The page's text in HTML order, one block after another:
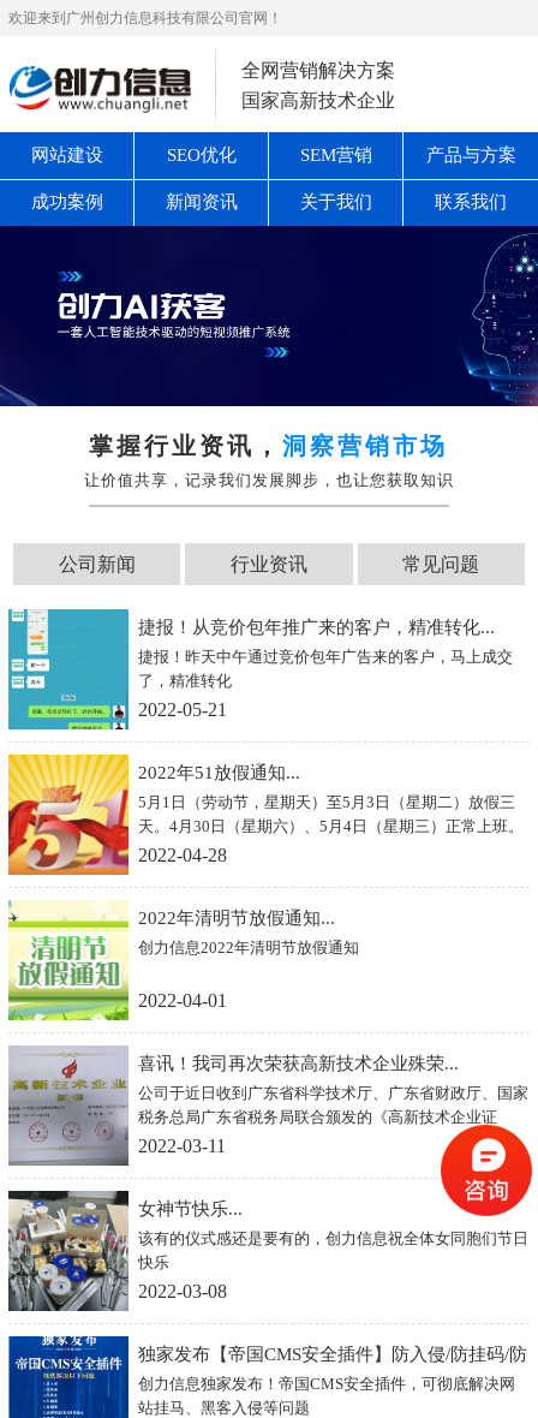
欢迎来到广州创力信息科技有限公司官网！
全网营销解决方案
国家高新技术企业
网站建设 SEO优化 SEM营销 产品与方案
成功案例 新闻资讯 关于我们 联系我们
掌握行业资讯，洞察营销市场
让价值共享，记录我们发展脚步，也让您获取知识
公司新闻 行业资讯 常见问题
捷报！从竞价包年推广来的客户，精准转化...
捷报！昨天中午通过竞价包年广告来的客户，马上成交
了，精准转化
2022-05-21
2022年51放假通知...
5月1日（劳动节，星期天）至5月3日（星期二）放假三
天。4月30日（星期六）、5月4日（星期三）正常上班。
2022-04-28
2022年清明节放假通知...
创力信息2022年清明节放假通知
2022-04-01
喜讯！我司再次荣获高新技术企业殊荣...
公司于近日收到广东省科学技术厅、广东省财政厅、国家
税务总局广东省税务局联合颁发的《高新技术企业证
书》，本次高新技术企业的认定系原证书有效期满所进行
2022-03-11
女神节快乐...
该有的仪式感还是要有的，创力信息祝全体女同胞们节日
快乐
2022-03-08
独家发布【帝国CMS安全插件】防入侵/防挂码/防
黑客...
创力信息独家发布！帝国CMS安全插件，可彻底解决网
站挂马、黑客入侵等问题